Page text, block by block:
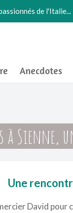
de l'Italie...
Anecdotes
à Sienne,
Une
David pour